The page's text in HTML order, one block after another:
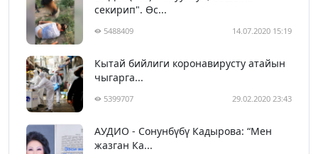
секирип". Өс...
5488409 14.07.2020 15:19
Кытай бийлиги коронавирусту атайын
чыгарга...
5399707 29.02.2020 23:43
АУДИО - Сонунбүбү Кадырова: “Мен
жазган Ка...